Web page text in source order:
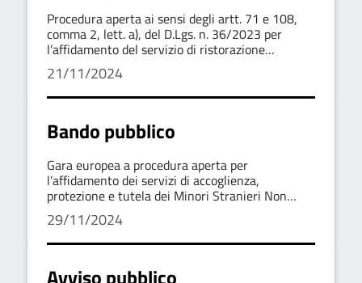
Procedura aperta ai sensi degli artt. 71 e 108,
comma 2, lett. a), del D.Lgs. n. 36/2023 per
l’affidamento del servizio di ristorazione
scolastica
21/11/2024
Bando pubblico
Gara europea a procedura aperta per
l’affidamento dei servizi di accoglienza,
protezione e tutela dei Minori Stranieri Non
Accompagnati – Progetto SAI (Prog. 897-PR-2)
Comune di Rionero in Vulture (PZ)
29/11/2024